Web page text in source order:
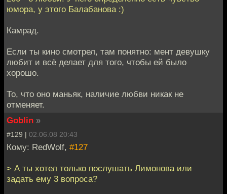
юмора, у этого Балабанова :)
Камрад.
Если ты кино смотрел, там понятно: мент девушку
любит и всё делает для того, чтобы ей было
хорошо.
То, что оно маньяк, наличие любви никак не
отменяет.
Goblin »
#129 | 02.06.08 20:43
Кому: RedWolf, #127
> А ты хотел только послушать Лимонова или
задать ему 3 вопроса?